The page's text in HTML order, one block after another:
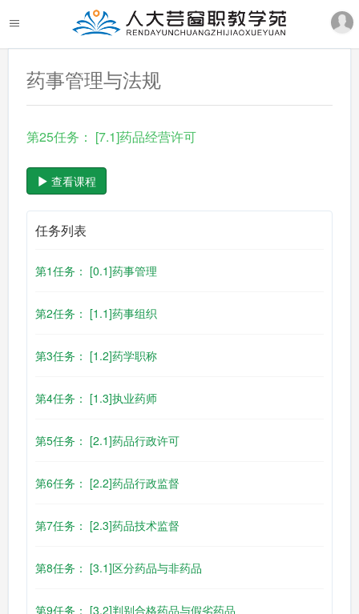
药事管理与法规
第25任务： [7.1]药品经营许可
查看课程
任务列表
第1任务： [0.1]药事管理
第2任务： [1.1]药事组织
第3任务： [1.2]药学职称
第4任务： [1.3]执业药师
第5任务： [2.1]药品行政许可
第6任务： [2.2]药品行政监督
第7任务： [2.3]药品技术监督
第8任务： [3.1]区分药品与非药品
第9任务： [3.2]判别合格药品与假劣药品